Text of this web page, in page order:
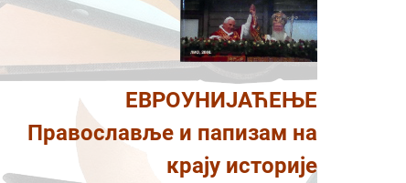
ЕВРОУНИЈАЋЕЊЕ
Православље и папизам на
крају историје